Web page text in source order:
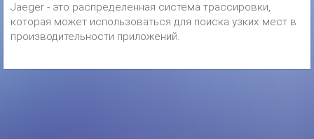
Jaeger - это распределенная система трассировки,
которая может использоваться для поиска узких мест в
производительности приложений.